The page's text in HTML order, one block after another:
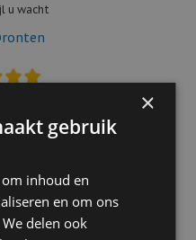
u wacht
gehad bij merkgebonden
zo goed en het
verrassing.
×
gebruik
inhoud en
en om ons
delen ook